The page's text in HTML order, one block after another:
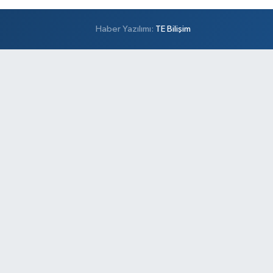
Haber Yazılımı: TE Bilişim